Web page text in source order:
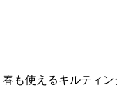
も使えるキルティン